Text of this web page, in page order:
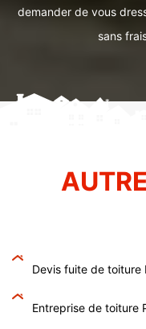
demander de vous
sans
Devis fuite de toiture
Entreprise de toiture